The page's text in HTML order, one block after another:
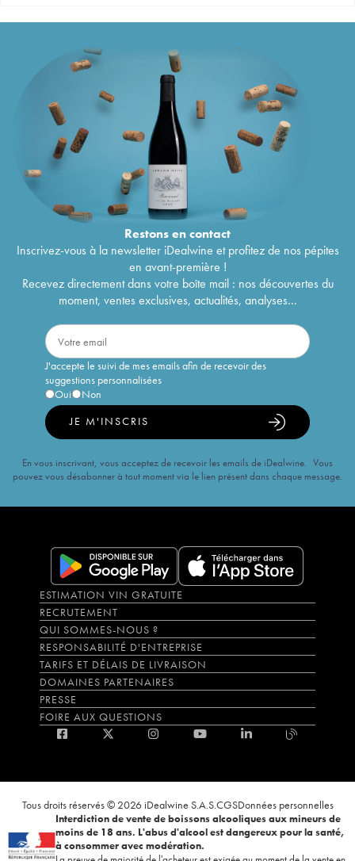
Restons encontact
Inscrivez-vous à la newsletter iDealwine et profitez de nos pépites
en avant-première !
Recevez directement dans votre boîte mail : nos découvertes du
moment, ventes exclusives, actualités, analyses...
J'accepte le suivi de mes emails afin de recevoir des
suggestions personnalisées
Oui
Non
JE M'INSCRIS
En vous inscrivant, vous acceptez de recevoir les emails de iDealwine. Vous
pouvez vous désabonner à tout moment via le lien présent dans chaque message.
ESTIMATION VIN GRATUITE
RECRUTEMENT
QUI SOMMES-NOUS ?
RESPONSABILITÉ D'ENTREPRISE
TARIFS ET DÉLAIS DE LIVRAISON
DOMAINES PARTENAIRES
PRESSE
FOIRE AUX QUESTIONS
Tous droits réservés © 2026 iDealwine S.A.S.CGSDonnées personnelles
Interdiction de vente de boissons alcooliques aux mineurs de
moins de 18 ans. L'abus d'alcool est dangereux pour la santé,
à consommer avec modération.